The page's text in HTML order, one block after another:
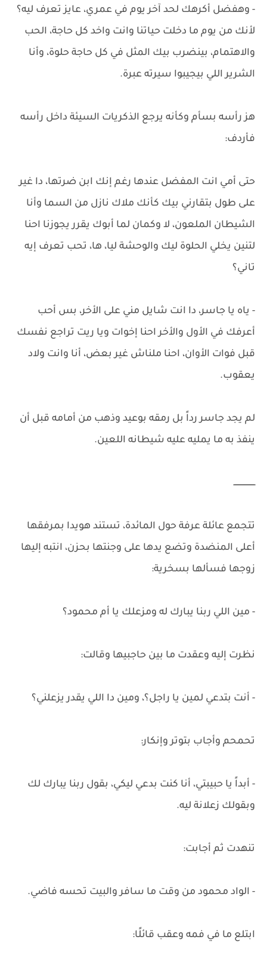
- وهفضل أكرهك لحد آخر يوم في عمري، عايز تعرف ليه؟
لأنك من يوم ما دخلت حياتنا وانت واخد كل حاجة، الحب
والاهتمام، بينضرب بيك المثل في كل حاجة حلوة، وأنا
الشرير اللي بيجيبوا سيرته عبرة.
هز رأسه بسأم وكأنه يرجع الذكريات السيئة داخل رأسه
فأردف:
حتى أمي انت المفضل عندها رغم إنك ابن ضرتها، دا غير
على طول بتقارني بيك كأنك ملاك نازل من السما وأنا
الشيطان الملعون، لا وكمان لما أبوك يقرر يجوزنا احنا
لتنين يخلي الحلوة ليك والوحشة ليا، ها، تحب تعرف إيه
تاني؟
- ياه يا جاسر، دا انت شايل مني على الأخر، بس أحب
أعرفك في الأول والأخر احنا إخوات ويا ريت تراجع نفسك
قبل فوات الأوان، احنا ملناش غير بعض، أنا وانت ولاد
يعقوب.
لم يجد جاسر رداً بل رمقه بوعيد وذهب من أمامه قبل أن
ينفذ به ما يمليه عليه شيطانه اللعين.
ــــــــــــــــــ
تتجمع عائلة عرفة حول المائدة، تستند هويدا بمرفقها
أعلى المنضدة وتضع يدها على وجنتها بحزن، انتبه إليها
زوجها فسألها بسخرية:
- مين اللي ربنا يبارك له ومزعلك يا أم محمود؟
نظرت إليه وعقدت ما بين حاجبيها وقالت:
- أنت بتدعي لمين يا راجل؟، ومين دا اللي يقدر يزعلني؟
تحمحم وأجاب بتوتر وإنكار:
- أبداً يا حبيبتي، أنا كنت بدعي ليكي، بقول ربنا يبارك لك
وبقولك زعلانة ليه.
تنهدت ثم أجابت:
- الواد محمود من وقت ما سافر والبيت تحسه فاضي.
ابتلع ما في فمه وعقب قائلًا: